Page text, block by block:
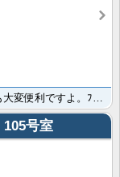
105号室